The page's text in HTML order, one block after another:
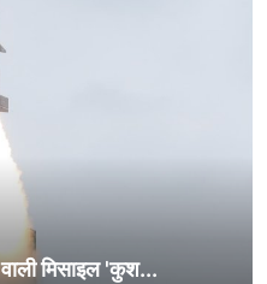
मिसाइल 'कुश...